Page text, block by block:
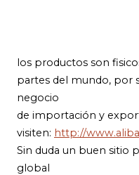
los productos son
partes del mundo, por
negocio
de importación y
visiten: http://
Sin duda un buen sitio
global